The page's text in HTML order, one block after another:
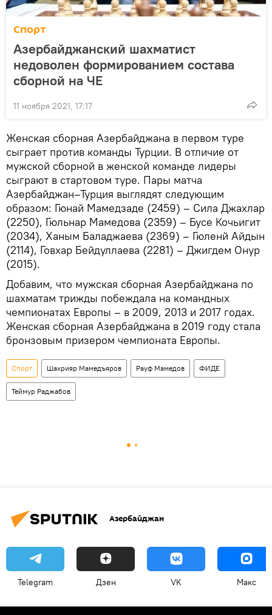
Спорт
Азербайджанский шахматист
недоволен формированием состава
сборной на ЧЕ
11 ноября 2021, 17:17
Женская сборная Азербайджана в первом туре
сыграет против команды Турции. В отличие от
мужской сборной в женской команде лидеры
сыграют в стартовом туре. Пары матча
Азербайджан–Турция выглядят следующим
образом: Гюнай Мамедзаде (2459) – Сила Джахлар
(2250), Гюльнар Мамедова (2359) – Бусе Кочьигит
(2034), Ханым Баладжаева (2369) – Гюленй Айдын
(2114), Говхар Бейдуллаева (2281) – Джигдем Онур
(2015).
Добавим, что мужская сборная Азербайджана по
шахматам трижды побеждала на командных
чемпионатах Европы – в 2009, 2013 и 2017 годах.
Женская сборная Азербайджана в 2019 году стала
бронзовым призером чемпионата Европы.
Спорт Шахрияр Мамедъяров Рауф Мамедов ФИДЕ
Теймур Раджабов
Азербайджан
Telegram Дзен VK Макс